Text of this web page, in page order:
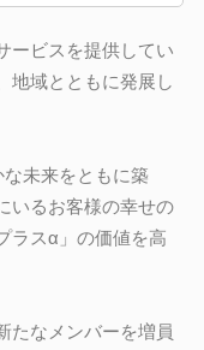
ービスを提供してい
地域とともに発展し
な未来をともに築
いるお客様の幸せの
ラスα」の価値を高
たなメンバーを増員